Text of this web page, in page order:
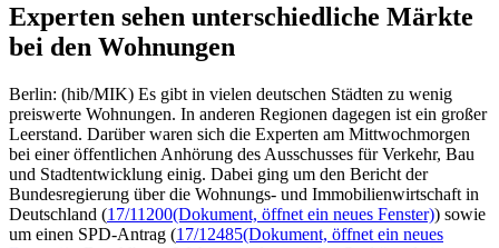
Experten sehen unterschiedliche Märkte
bei den Wohnungen
Berlin: (hib/MIK) Es gibt in vielen deutschen Städten zu wenig
preiswerte Wohnungen. In anderen Regionen dagegen ist ein großer
Leerstand. Darüber waren sich die Experten am Mittwochmorgen
bei einer öffentlichen Anhörung des Ausschusses für Verkehr, Bau
und Stadtentwicklung einig. Dabei ging um den Bericht der
Bundesregierung über die Wohnungs- und Immobilienwirtschaft in
Deutschland (17/11200(Dokument, öffnet ein neues Fenster)) sowie
um einen SPD-Antrag (17/12485(Dokument, öffnet ein neues